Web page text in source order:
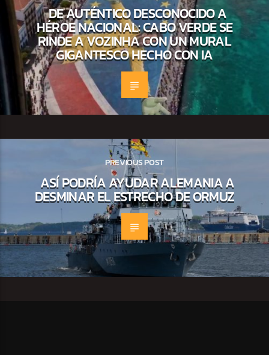
DE AUTÉNTICO DESCONOCIDO A
HÉROE NACIONAL: CABO VERDE SE
RINDE A VOZINHA CON UN MURAL
GIGANTESCO HECHO CON IA
PREVIOUS POST
ASÍ PODRÍA AYUDAR ALEMANIA A
DESMINAR EL ESTRECHO DE ORMUZ